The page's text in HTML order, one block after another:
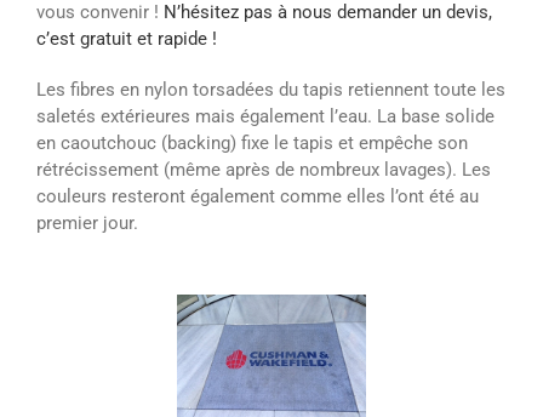
vous convenir ! N’hésitez pas à nous demander un devis,
c’est gratuit et rapide !
Les fibres en nylon torsadées du tapis retiennent toute les
saletés extérieures mais également l’eau. La base solide
en caoutchouc (backing) fixe le tapis et empêche son
rétrécissement (même après de nombreux lavages). Les
couleurs resteront également comme elles l’ont été au
premier jour.